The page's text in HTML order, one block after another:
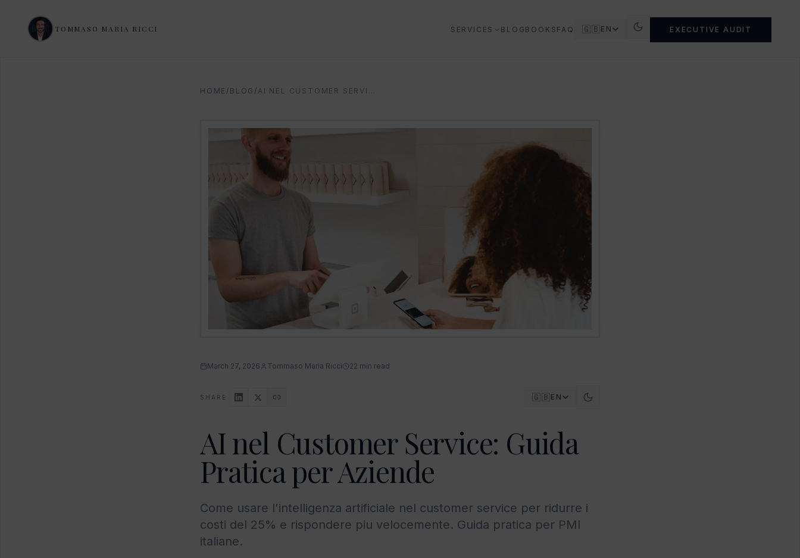
TOMMASO MARIA RICCI SERVICES BLOG BOOKS FAQ 🇬🇧EN EXECUTIVE AUDIT
HOME / BLOG / AI NEL CUSTOMER SERVICE: GUIDA PRATICA PER AZIENDE
March 27, 2026 Tommaso Maria Ricci 22 min read
SHARE 🇬🇧EN
AI nel Customer Service: Guida
Pratica per Aziende
Come usare l'intelligenza artificiale nel customer service per ridurre i
costi del 25% e rispondere piu velocemente. Guida pratica per PMI
italiane.